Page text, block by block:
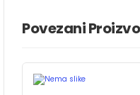
Povezani